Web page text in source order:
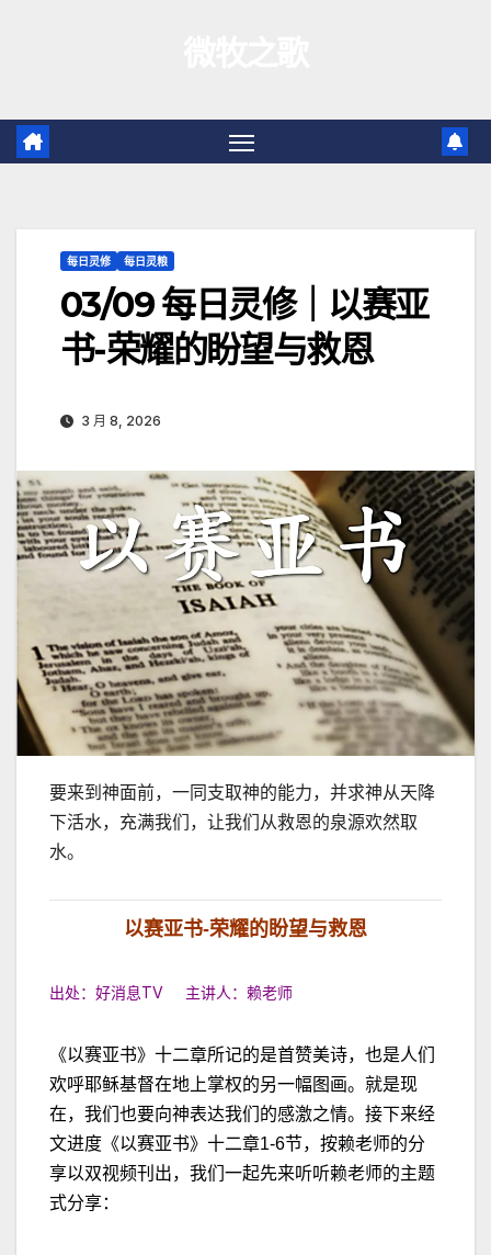
容
每日灵修 每日灵粮
03/09 每日灵修｜以赛亚
书-荣耀的盼望与救恩
3 月 8, 2026
要来到神面前，一同支取神的能力，并求神从天降
下活水，充满我们，让我们从救恩的泉源欢然取
水。
以赛亚书-荣耀的盼望与救恩
出处：好消息TV 主讲人：赖老师
《以赛亚书》十二章所记的是首赞美诗，也是人们
欢呼耶稣基督在地上掌权的另一幅图画。就是现
在，我们也要向神表达我们的感激之情。接下来经
文进度《以赛亚书》十二章1-6节，按赖老师的分
享以双视频刊出，我们一起先来听听赖老师的主题
式分享：